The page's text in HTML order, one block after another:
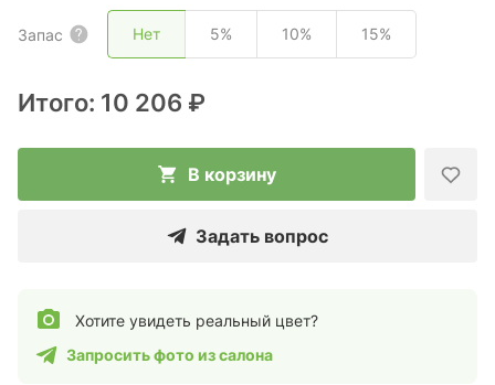
Запас Нет 5% 10% 15%
Итого: 10 206 ₽
В корзину
Задать вопрос
Хотите увидеть реальный цвет?
Запросить фото из салона